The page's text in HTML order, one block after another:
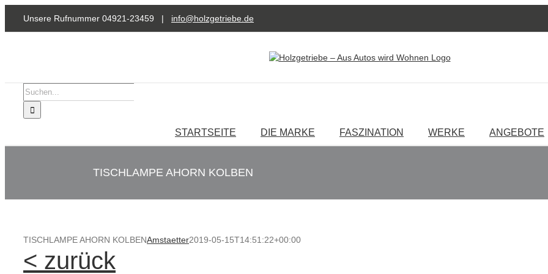
Inhalt
springen
Unsere Rufnummer 04921-23459 | info@holzgetriebe.de
Suche
nach:
STARTSEITE DIE MARKE FASZINATION WERKE ANGEBOTE
TISCHLAMPE AHORN KOLBEN
TISCHLAMPE AHORN KOLBENAmstaetter2019-05-15T14:51:22+00:00
< zurück